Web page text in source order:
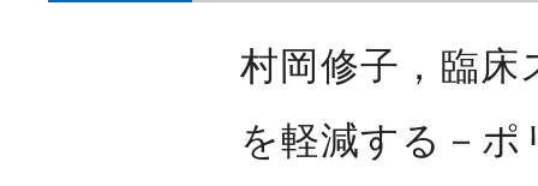
村岡修子，臨床
を軽減する－